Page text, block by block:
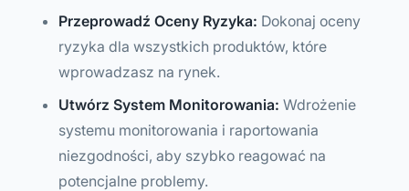
Przeprowadź Oceny Ryzyka: Dokonaj oceny
ryzyka dla wszystkich produktów, które
wprowadzasz na rynek.
Utwórz System Monitorowania: Wdrożenie
systemu monitorowania i raportowania
niezgodności, aby szybko reagować na
potencjalne problemy.